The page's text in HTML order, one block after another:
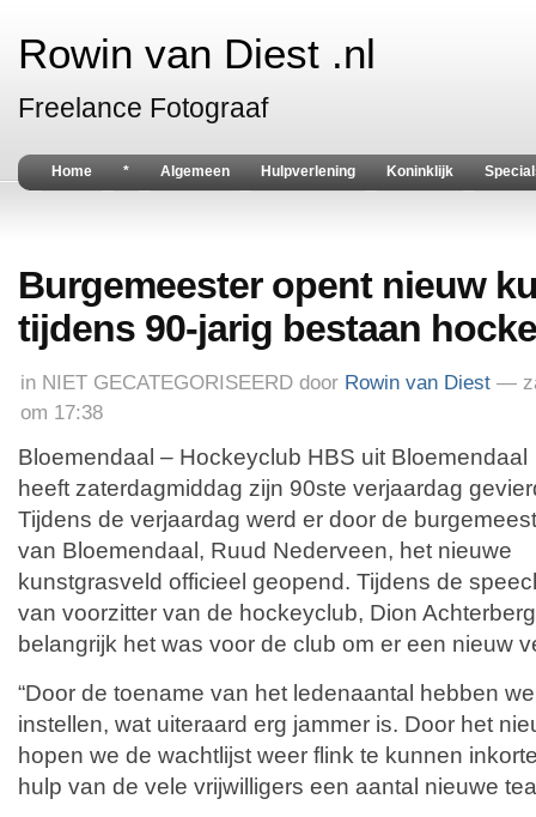
Rowin van Diest .nl
Freelance Fotograaf
Home * Algemeen Hulpverlening Koninklijk
Burgemeester opent nieuw
tijdens 90-jarig bestaan
in NIET GECATEGORISEERD door Rowin van Diest —
om 17:38
Bloemendaal – Hockeyclub HBS uit Bloemendaal
heeft zaterdagmiddag zijn 90ste verjaardag
Tijdens de verjaardag werd er door de
van Bloemendaal, Ruud Nederveen, het nieuwe
kunstgrasveld officieel geopend. Tijdens de
van voorzitter van de hockeyclub, Dion
belangrijk het was voor de club om er een nieuw
“Door de toename van het ledenaantal hebben
instellen, wat uiteraard erg jammer is. Door het
hopen we de wachtlijst weer flink te kunnen
hulp van de vele vrijwilligers een aantal nieuwe